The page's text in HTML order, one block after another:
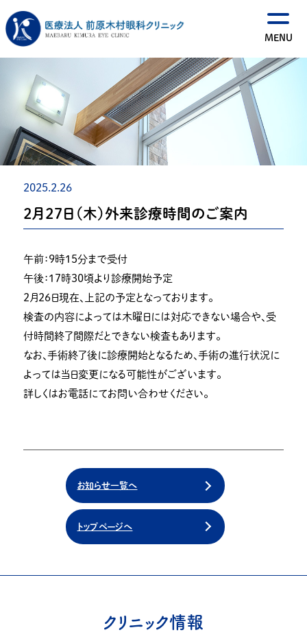
2025.2.26
２月２７日（木）外来診療時間のご案内
午前：９時１５分まで受付
午後：１７時３０頃より診療開始予定
２月２６日現在、上記の予定となっております。
検査の内容によっては木曜日には対応できない場合や、受
付時間終了間際だとできない検査もあります。
なお、手術終了後に診療開始となるため、手術の進行状況に
よっては当日変更になる可能性がございます。
詳しくはお電話にてお問い合わせください。
お知らせ一覧へ
トップページへ
クリニック情報